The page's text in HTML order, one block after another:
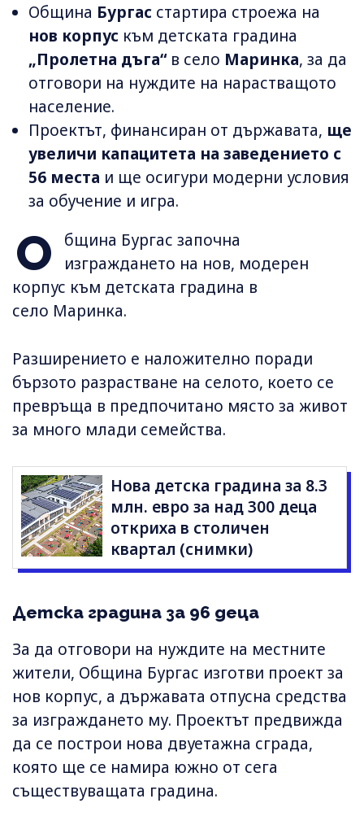
Община Бургас стартира строежа на
нов корпус към детската градина
„Пролетна дъга“в село Маринка, за да
отговори на нуждите на нарастващото
население.
Проектът, финансиран от държавата, ще
увеличи капацитета на заведението с
56 места и ще осигури модерни условия
за обучение и игра.
О
бщина Бургас започна
изграждането на нов, модерен
корпус към детската градина в
село Маринка.
Разширението е наложително поради
бързото разрастване на селото, което се
превръща в предпочитано място за живот
за много млади семейства.
Нова детска градина за 8.3
млн. евро за над 300 деца
откриха в столичен
квартал (снимки)
Детска градина за 96 деца
За да отговори на нуждите на местните
жители, Община Бургас изготви проект за
нов корпус, а държавата отпусна средства
за изграждането му. Проектът предвижда
да се построи нова двуетажна сграда,
която ще се намира южно от сега
съществуващата градина.